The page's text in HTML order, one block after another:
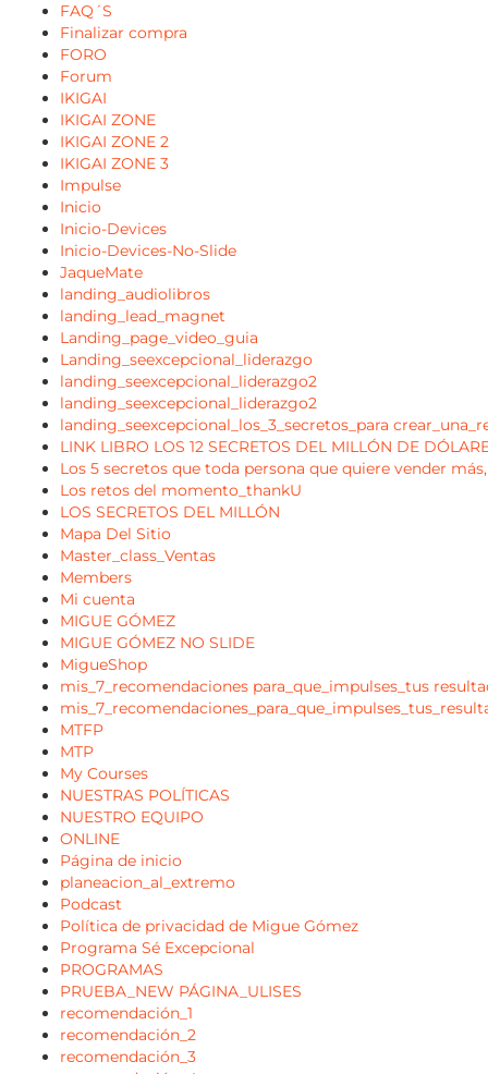
FAQ´S
Finalizar compra
FORO
Forum
IKIGAI
IKIGAI ZONE
IKIGAI ZONE 2
IKIGAI ZONE 3
Impulse
Inicio
Inicio-Devices
Inicio-Devices-No-Slide
JaqueMate
landing_audiolibros
landing_lead_magnet
Landing_page_video_guia
Landing_seexcepcional_liderazgo
landing_seexcepcional_liderazgo2
landing_seexcepcional_liderazgo2
landing_seexcepcional_los_3_secretos_para
LINK LIBRO LOS 12 SECRETOS DEL MILLÓN DE
Los 5 secretos que toda persona que quiere vender
Los retos del momento_thankU
LOS SECRETOS DEL MILLÓN
Mapa Del Sitio
Master_class_Ventas
Members
Mi cuenta
MIGUE GÓMEZ
MIGUE GÓMEZ NO SLIDE
MigueShop
mis_7_recomendaciones para_que_impulses_tus
MTFP
MTP
My Courses
NUESTRAS POLÍTICAS
NUESTRO EQUIPO
ONLINE
Página de inicio
planeacion_al_extremo
Podcast
Política de privacidad de Migue Gómez
Programa Sé Excepcional
PROGRAMAS
PRUEBA_NEW PÁGINA_ULISES
recomendación_1
recomendación_2
recomendación_3